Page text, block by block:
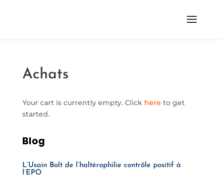
Achats
Your cart is currently empty. Click here to get
started.
Blog
L’Usain Bolt de l’haltérophilie contrôle positif à
l’EPO